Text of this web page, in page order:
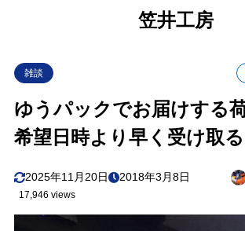
笠井工房
雑談
ゆうパックでお届けする
希望日時より早く受け取
2025年11月20日 2018年3月8日
17,946 views
2
お名前、お荷物のお問い合わせ番号、
取り日時を教えてください
身分証を持って、指定した日時に配達